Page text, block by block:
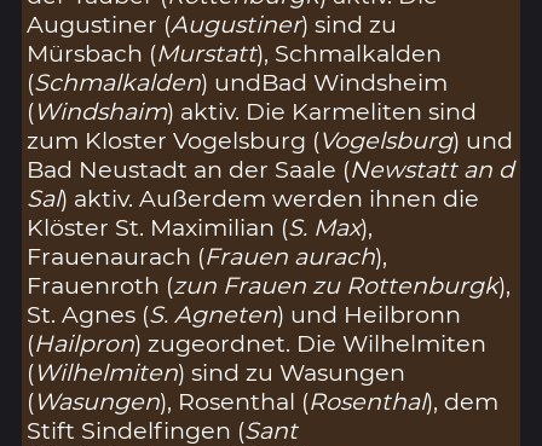
Augustiner (Augustiner) sind zu
Mürsbach (Murstatt), Schmalkalden
(Schmalkalden) undBad Windsheim
(Windshaim) aktiv. Die Karmeliten sind
zum Kloster Vogelsburg (Vogelsburg) und
Bad Neustadt an der Saale (Newstatt an d
Sal) aktiv. Außerdem werden ihnen die
Klöster St. Maximilian (S. Max),
Frauenaurach (Frauen aurach),
Frauenroth (zun Frauen zu Rottenburgk),
St. Agnes (S. Agneten) und Heilbronn
(Hailpron) zugeordnet. Die Wilhelmiten
(Wilhelmiten) sind zu Wasungen
(Wasungen), Rosenthal (Rosenthal), dem
Stift Sindelfingen (Sant